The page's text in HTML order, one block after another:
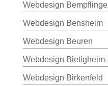
Webdesign
Webdesign Bensheim
Webdesign Beuren
Webdesign
Webdesign Birkenfeld